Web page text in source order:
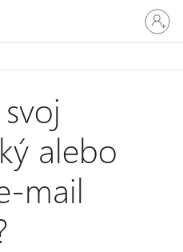
Prihláste
sa
k
kontu
alebo
mail